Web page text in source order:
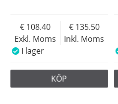
Exkl. Moms
108.40
Inkl. Moms
135.50
I lager
KÖP